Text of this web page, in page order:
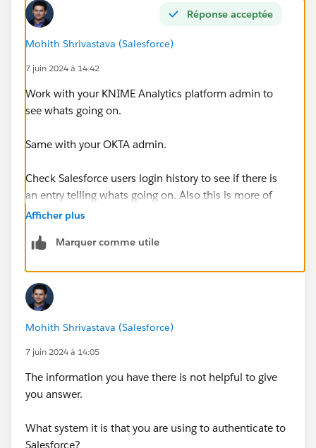
Réponse acceptée
Mohith Shrivastava (Salesforce)
7 juin 2024 à 14:42
Work with your KNIME Analytics platform admin to
see whats going on.
Same with your OKTA admin.
Check Salesforce users login history to see if there is
an entry telling whats going on. Also this is more of
Salesforce admin question.
Afficher plus
Marquer comme utile
Mohith Shrivastava (Salesforce)
7 juin 2024 à 14:05
The information you have there is not helpful to give
you answer.
What system it is that you are using to authenticate to
Salesforce?